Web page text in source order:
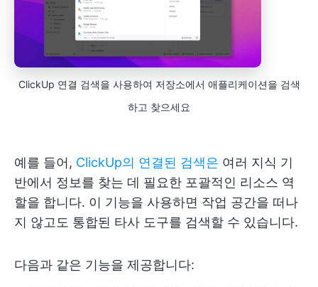
ClickUp 연결 검색을 사용하여 저장소에서 애플리케이션을 검색
하고 찾으세요
예를 들어, ClickUp의 연결된 검색은 여러 지식 기
반에서 정보를 찾는 데 필요한 포괄적인 리소스 역
할을 합니다. 이 기능을 사용하면 작업 공간을 떠나
지 않고도 통합된 타사 도구를 검색할 수 있습니다.
다음과 같은 기능을 제공합니다: